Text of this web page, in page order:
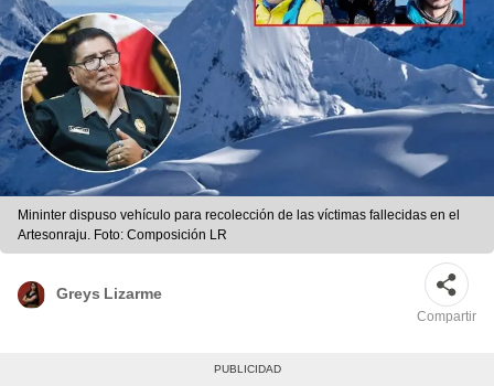
Mininter dispuso vehículo para recolección de las víctimas fallecidas en el
Artesonraju. Foto: Composición LR
Greys Lizarme
Compartir